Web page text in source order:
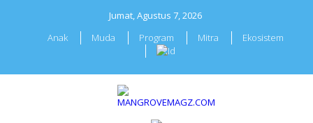
Jumat, Agustus 7, 2026
Anak
Muda Program Mitra Ekosistem
MANGROVEMAGZ.COM
Majalah Mangrover